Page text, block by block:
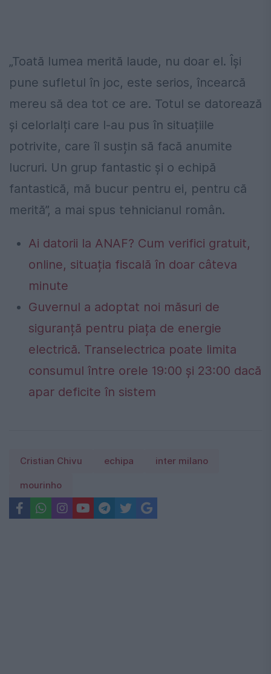
„Toată lumea merită laude, nu doar el. Își
pune sufletul în joc, este serios, încearcă
mereu să dea tot ce are. Totul se datorează
și celorlalți care l-au pus în situațiile
potrivite, care îl susțin să facă anumite
lucruri. Un grup fantastic și o echipă
fantastică, mă bucur pentru ei, pentru că
merită”, a mai spus tehnicianul român.
Ai datorii la ANAF? Cum verifici gratuit,
online, situația fiscală în doar câteva
minute
Guvernul a adoptat noi măsuri de
siguranță pentru piața de energie
electrică. Transelectrica poate limita
consumul între orele 19:00 și 23:00 dacă
apar deficite în sistem
Cristian Chivu echipa inter milano
mourinho